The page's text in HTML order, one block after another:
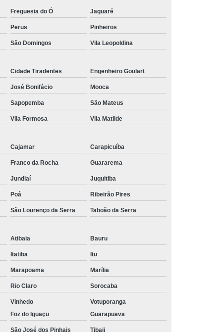
de Corrente de Rolo Asa
de Rolo com Pino Saliente
de Corrente de Rolo Dupla
Corrente de Rolo Norma Asa
Corrente de Rolo Norma Din
de Rolo Passo Longo
Corrente de Rolo Simples
de Rolo Simples Dupla e Tripla
Tripla
Distribuidor de Engrenagem de Aço
de Alta Velocidade
Engrenagem de Corrente
de Corrente Dupla
de Engrenagem de Inox
Engrenagem de Transmissão
e Corrente de Transmissão
e Polias de Transmissão de Mcu
para Alta Rotação
Engrenagem para Corrente
Freguesia do Ó Jaguaré
Perus Pinheiros
São Domingos Vila Leopoldina
Cidade Tiradentes Engenheiro Goulart
José Bonifácio Mooca
Sapopemba São Mateus
Vila Formosa Vila Matilde
Cajamar Carapicuíba
Franco da Rocha Guararema
Jundiaí Juquitiba
Poá Ribeirão Pires
São Lourenço da Serra Taboão da Serra
Atibaia Bauru
Itatiba Itu
Marapoama Marília
Rio Claro Sorocaba
Vinhedo
Votuporanga
Foz do Iguaçu Guarapuava
São José dos Pinhais Tibaji